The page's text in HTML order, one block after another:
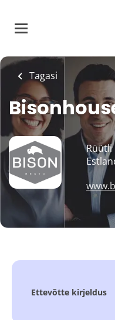
main
Tagasi
Rüütli
Ettevõtte kirjeldus